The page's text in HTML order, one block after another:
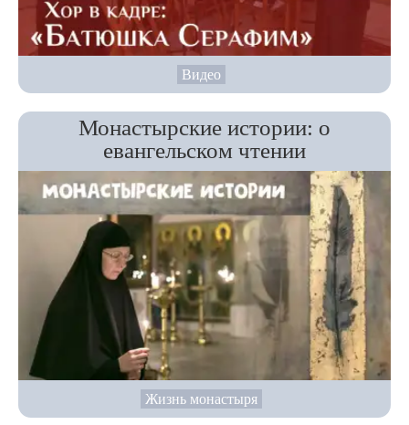
Видео
Монастырские истории: о
евангельском чтении
Жизнь монастыря